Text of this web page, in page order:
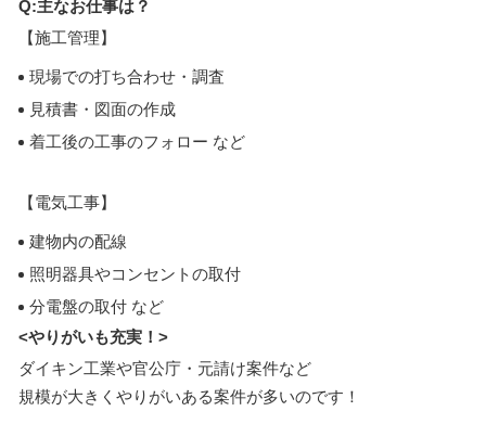
Q:主なお仕事は？
【施工管理】
現場での打ち合わせ・調査
見積書・図面の作成
着工後の工事のフォロー など
【電気工事】
建物内の配線
照明器具やコンセントの取付
分電盤の取付 など
<やりがいも充実！>
ダイキン工業や官公庁・元請け案件など
規模が大きくやりがいある案件が多いのです！